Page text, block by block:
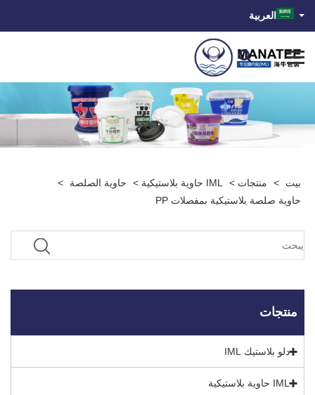
العربية
بيت > منتجات > IML حاوية بلاستيكية > حاوية الصلصة
>
حاوية صلصة بلاستيكية بمفصلات PP
منتجات
دلو بلاستيك IML
IML حاوية بلاستيكية